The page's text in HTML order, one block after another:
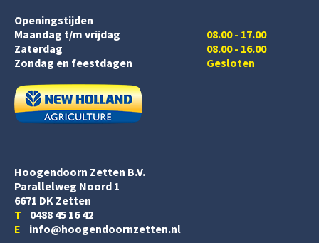
Openingstijden
Maandag t/m vrijdag
Zaterdag
08.00 - 17.00
08.00 - 16.00
Zondag en feestdagen
Gesloten
Hoogendoorn Zetten B.V.
Parallelweg Noord 1
6671 DK Zetten
T 0488 45 16 42
E info@hoogendoornzetten.nl